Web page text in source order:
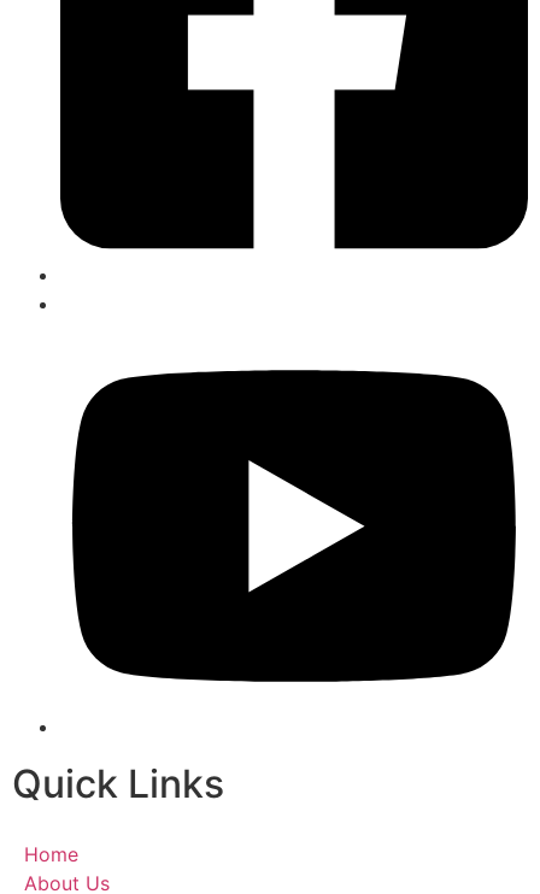
Quick Links
Home
About Us